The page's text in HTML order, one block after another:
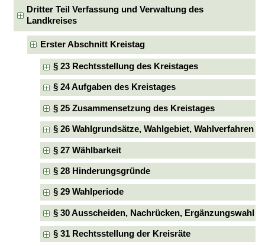
Dritter Teil Verfassung und Verwaltung des
Landkreises
Erster Abschnitt Kreistag
§ 23 Rechtsstellung des Kreistages
§ 24 Aufgaben des Kreistages
§ 25 Zusammensetzung des Kreistages
§ 26 Wahlgrundsätze, Wahlgebiet, Wahlverfahren
§ 27 Wählbarkeit
§ 28 Hinderungsgründe
§ 29 Wahlperiode
§ 30 Ausscheiden, Nachrücken, Ergänzungswahl
§ 31 Rechtsstellung der Kreisräte